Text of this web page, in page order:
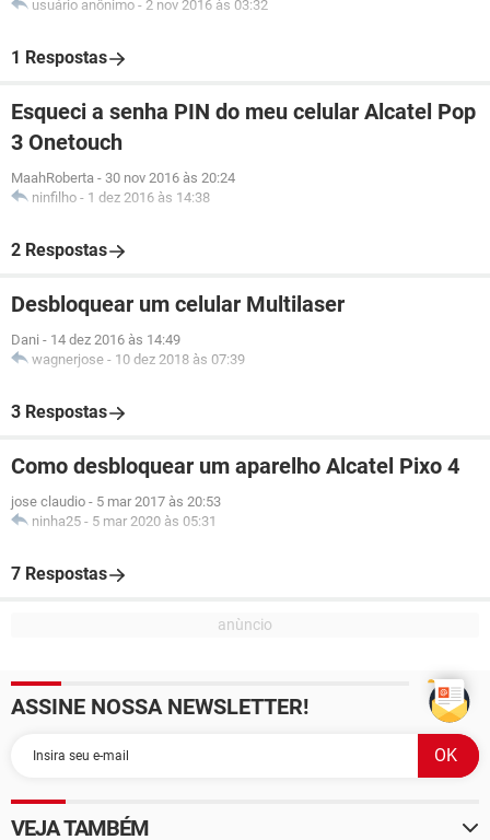
usuário anônimo - 2 nov 2016 às 03:32
1 Respostas
Esqueci a senha PIN do meu celular Alcatel Pop
3 Onetouch
MaahRoberta - 30 nov 2016 às 20:24
ninfilho - 1 dez 2016 às 14:38
2 Respostas
Desbloquear um celular Multilaser
Dani - 14 dez 2016 às 14:49
wagnerjose - 10 dez 2018 às 07:39
3 Respostas
Como desbloquear um aparelho Alcatel Pixo 4
jose claudio - 5 mar 2017 às 20:53
ninha25 - 5 mar 2020 às 05:31
7 Respostas
ASSINE NOSSA NEWSLETTER!
VEJA TAMBÉM